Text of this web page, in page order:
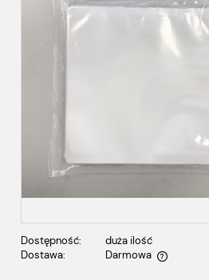
Dostępność:
duża ilość
Dostawa:
Darmowa
Cena nie zawiera ewentualnych